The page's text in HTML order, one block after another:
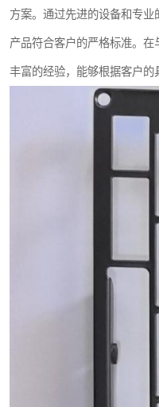
方案。通过先进的设备和专
产品符合客户的严格标准。
丰富的经验，能够根据客户的